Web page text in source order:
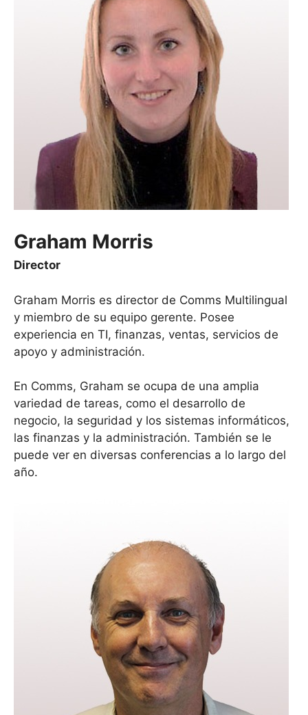
Graham Morris
Director
Graham Morris es director de Comms Multilingual
y miembro de su equipo gerente. Posee
experiencia en TI, finanzas, ventas, servicios de
apoyo y administración.
En Comms, Graham se ocupa de una amplia
variedad de tareas, como el desarrollo de
negocio, la seguridad y los sistemas informáticos,
las finanzas y la administración. También se le
puede ver en diversas conferencias a lo largo del
año.